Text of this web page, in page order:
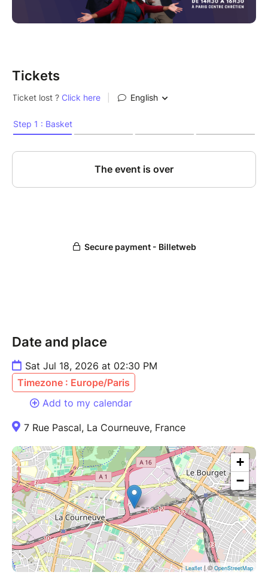
Tickets
Date and place
Sat Jul 18, 2026 at 02:30 PM
Timezone : Europe/Paris
Add to my calendar
7 Rue Pascal, La Courneuve, France
+
−
Leaflet| ©OpenStreetMap